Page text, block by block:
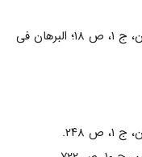
مجمع‌البیان، ج ۱۰، ص ۶۱۲؛ الاتقان، ج ۱، ص ۱۸؛ البرهان فى